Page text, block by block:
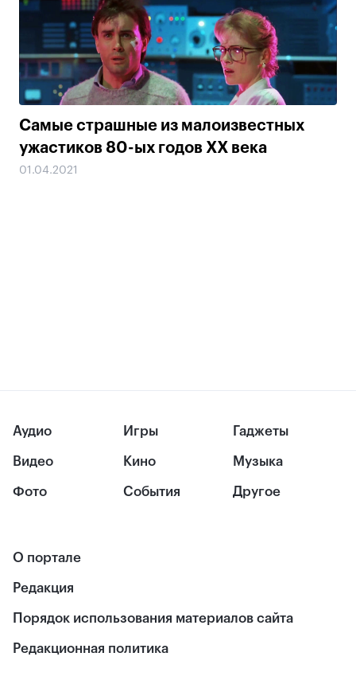
Самые страшные из малоизвестных
ужастиков 80-ых годов ХХ века
01.04.2021
Аудио
Видео
Фото
Игры
Кино
События
Гаджеты
Музыка
Другое
О портале
Редакция
Порядок использования материалов сайта
Редакционная политика